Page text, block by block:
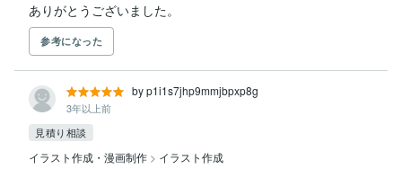
ありがとうございました。
参考になった
by p1i1s7jhp9mmjbpxp8g
3年以上前
見積り相談
イラスト作成・漫画制作 > イラスト作成